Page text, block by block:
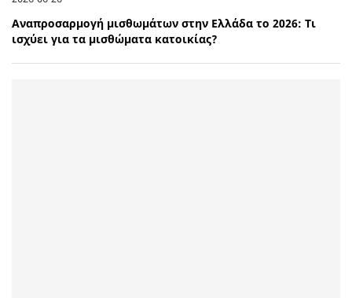
Αναπροσαρμογή μισθωμάτων στην Ελλάδα το 2026: Τι
ισχύει για τα μισθώματα κατοικίας?